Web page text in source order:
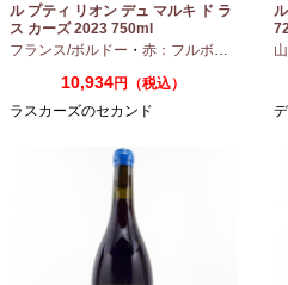
ル プティ リオン デュ マルキ ド ラ
ス カーズ 2023 750ml
フランス/ボルドー ・ 赤：フルボディ
10,934円（税込）
ラスカーズのセカンド